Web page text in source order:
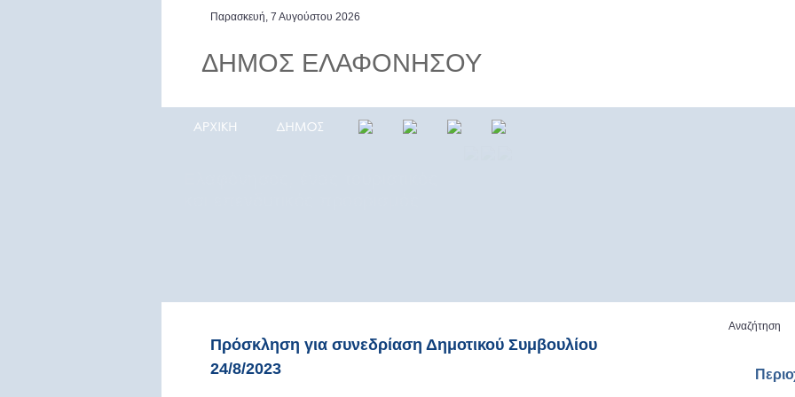
Παρασκευή, 7 Αυγούστου 2026
ΔΗΜΟΣ ΕΛΑΦΟΝΗΣΟΥ
Πρόσκληση για συνεδρίαση Δημοτικού Συμβουλίου
24/8/2023
Αναζήτηση